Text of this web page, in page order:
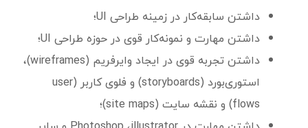
داشتن سابقه‌کار در زمینه طراحی UI؛
داشتن مهارت و نمونه‌کار قوی در حوزه طراحی UI؛
داشتن تجربه قوی در ایجاد وایر‌فریم (wireframes)،
استوری‌بورد (storyboards) و فلوی کاربر (user
flows) و نقشه سایت (site maps)؛